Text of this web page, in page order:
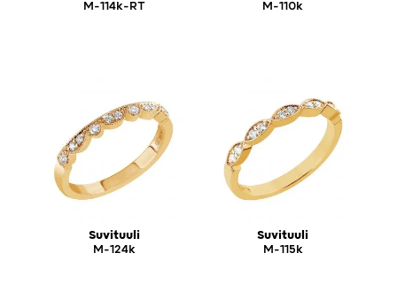
M-114k-RT
M-110k
Suvituuli
M-124k
Suvituuli
M-115k